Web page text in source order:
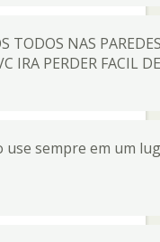
TODOS NAS
IRA PERDER FACIL
sempre em um